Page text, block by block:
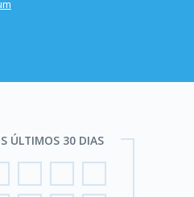
ÚLTIMOS 30 DIAS